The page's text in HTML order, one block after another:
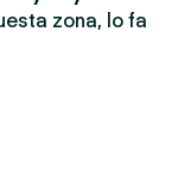
zona, lo fa